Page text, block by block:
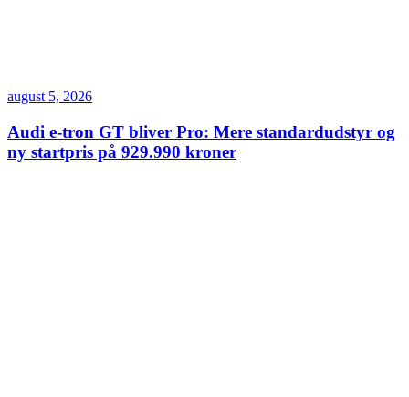
august 5, 2026
Audi e-tron GT bliver Pro: Mere standardudstyr og
ny startpris på 929.990 kroner